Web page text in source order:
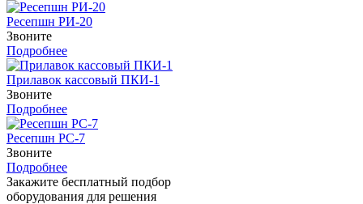
Ресепшн РИ-20
Звоните
Подробнее
Прилавок кассовый ПКИ-1
Звоните
Подробнее
Ресепшн РС-7
Звоните
Подробнее
Закажите бесплатный подбор
оборудования для решения